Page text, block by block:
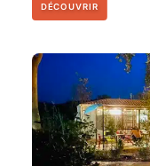
DÉCOUVRIR